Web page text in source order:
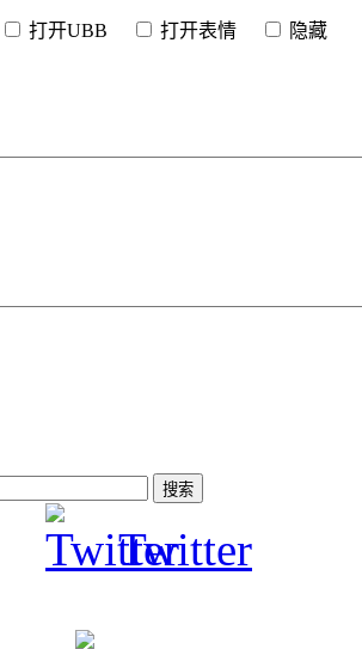
打开UBB 打开表情 隐
Twitter